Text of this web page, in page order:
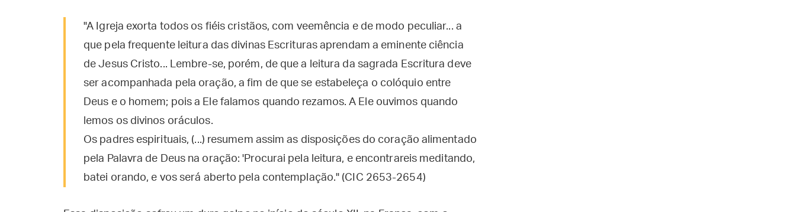
"A Igreja exorta todos os fiéis cristãos, com veemência e de modo peculiar... a
que pela frequente leitura das divinas Escrituras aprendam a eminente ciência
de Jesus Cristo... Lembre-se, porém, de que a leitura da sagrada Escritura deve
ser acompanhada pela oração, a fim de que se estabeleça o colóquio entre
Deus e o homem; pois a Ele falamos quando rezamos. A Ele ouvimos quando
lemos os divinos oráculos.
Os padres espirituais, (...) resumem assim as disposições do coração alimentado
pela Palavra de Deus na oração: 'Procurai pela leitura, e encontrareis meditando,
batei orando, e vos será aberto pela contemplação." (CIC 2653-2654)